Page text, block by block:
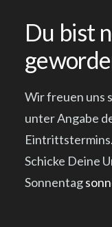
Du bist
Wir freuen uns
unter Angabe
Eintrittstermins.
Schicke Deine
Sonnentag